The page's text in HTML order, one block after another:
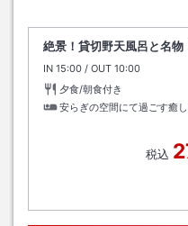
絶景！貸切野天風呂と名
IN チェックイン
15:00 / OUT チェックアウト
10:00
夕食/朝食付き
安らぎの空間にて過ごす癒
税込